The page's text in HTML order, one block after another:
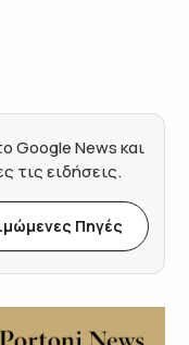
Google News και
τις ειδήσεις.
Πηγές